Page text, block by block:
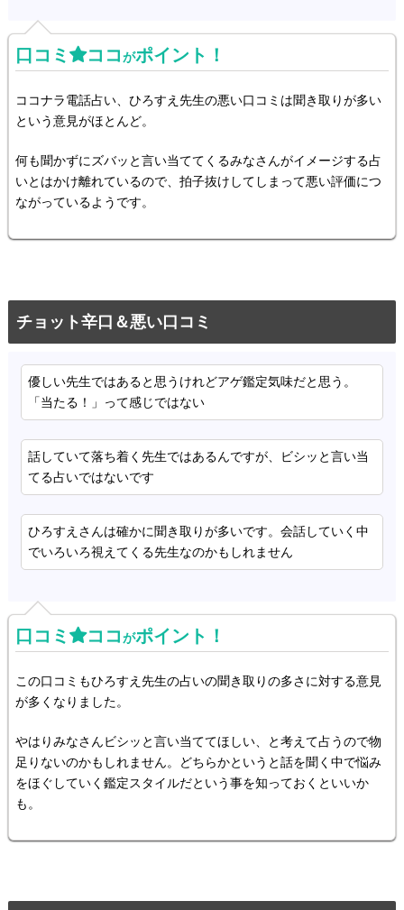
口コミ ココがポイント！
ココナラ電話占い、ひろすえ先生の悪い口コミは聞き取りが多い
という意見がほとんど。
何も聞かずにズバッと言い当ててくるみなさんがイメージする占
いとはかけ離れているので、拍子抜けしてしまって悪い評価につ
ながっているようです。
チョット辛口＆悪い口コミ
優しい先生ではあると思うけれどアゲ鑑定気味だと思う。
「当たる！」って感じではない
話していて落ち着く先生ではあるんですが、ビシッと言い当
てる占いではないです
ひろすえさんは確かに聞き取りが多いです。会話していく中
でいろいろ視えてくる先生なのかもしれません
口コミ ココがポイント！
この口コミもひろすえ先生の占いの聞き取りの多さに対する意見
が多くなりました。
やはりみなさんビシッと言い当ててほしい、と考えて占うので物
足りないのかもしれません。どちらかというと話を聞く中で悩み
をほぐしていく鑑定スタイルだという事を知っておくといいか
も。